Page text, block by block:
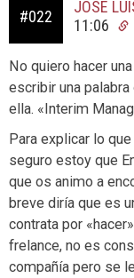
#022
JOSÉ
11:06
No quiero hacer
escribir una
ella. «Interim
Para explicar lo
seguro estoy que
que os animo a
breve diría que es
contrata por
frelance, no es
compañía pero se